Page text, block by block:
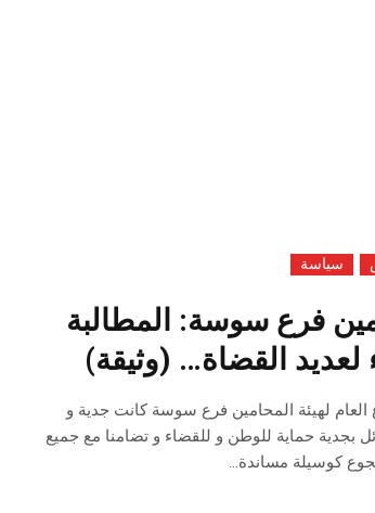
سياسة
فرع سوسة: المطالبة
لعديد القضاة… (وثيقة)
العام لهيئة المحامين فرع سوسة كانت جدية و
بجدية حماية للوطن و للقضاء و تضامنا مع جميع
كوسيلة مساندة…